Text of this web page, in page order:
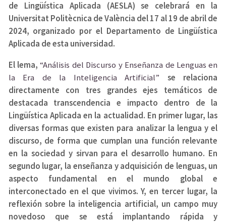
de Lingüística Aplicada (AESLA) se celebrará en la
Universitat Politècnica de València del 17 al 19 de abril de
2024, organizado por el Departamento de Lingüística
Aplicada de esta universidad.
El lema,“Análisis del Discurso y Enseñanza de Lenguas en
la Era de la Inteligencia Artificial” se relaciona
directamente con tres grandes ejes temáticos de
destacada transcendencia e impacto dentro de la
Lingüística Aplicada en la actualidad. En primer lugar, las
diversas formas que existen para analizar la lengua y el
discurso, de forma que cumplan una función relevante
en la sociedad y sirvan para el desarrollo humano. En
segundo lugar, la enseñanza y adquisición de lenguas, un
aspecto fundamental en el mundo global e
interconectado en el que vivimos. Y, en tercer lugar, la
reflexión sobre la inteligencia artificial, un campo muy
novedoso que se está implantando rápida y